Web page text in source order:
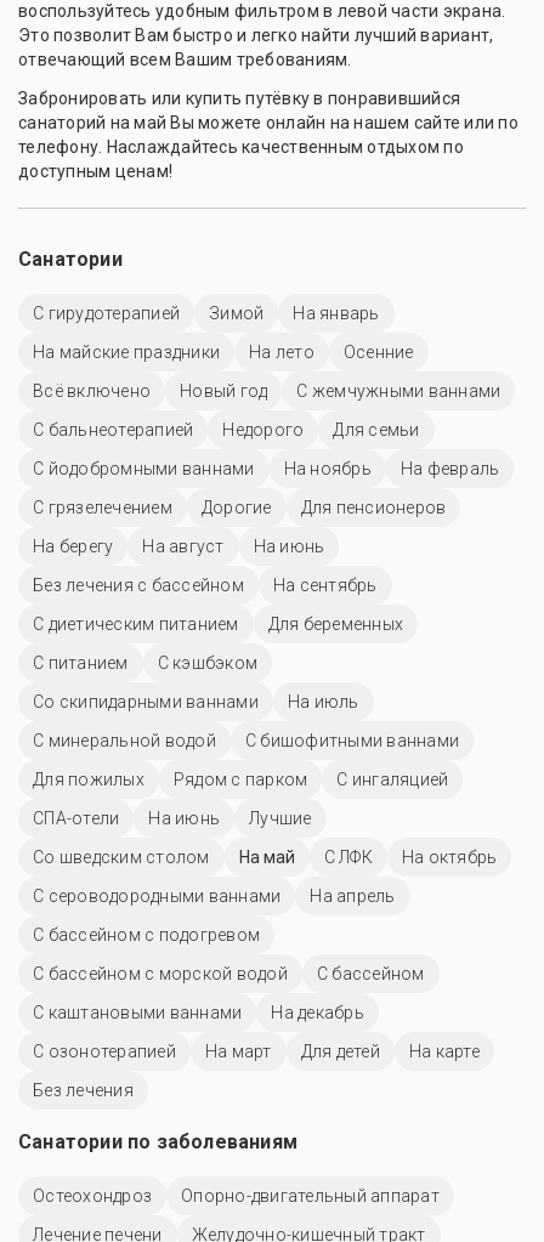
воспользуйтесь удобным фильтром в левой части экрана.
Это позволит Вам быстро и легко найти лучший вариант,
отвечающий всем Вашим требованиям.
Забронировать или купить путёвку в понравившийся
санаторий на май Вы можете онлайн на нашем сайте или по
телефону. Наслаждайтесь качественным отдыхом по
доступным ценам!
Санатории
С гирудотерапией Зимой
На январь
На майские праздники
На лето
Осенние
Всё включено
Новый год
С жемчужными ваннами
С бальнеотерапией
Недорого
Для семьи
С йодобромными ваннами
На ноябрь
На февраль
С грязелечением
Дорогие
Для пенсионеров
На берегу
На август
На июнь
Без лечения с бассейном
На сентябрь
С диетическим питанием
Для беременных
С питанием
С кэшбэком
Со скипидарными ваннами
На июль
С минеральной водой
С бишофитными ваннами
Для пожилых
Рядом с парком
С ингаляцией
СПА-отели
На июнь
Лучшие
Со шведским столом
На май С ЛФК
На октябрь
С сероводородными ваннами
На апрель
С бассейном с подогревом
С бассейном с морской водой
C бассейном
С каштановыми ваннами
На декабрь
С озонотерапией
На март Для детей
На карте
Без лечения
Санатории по заболеваниям
Остеохондроз
Опорно-двигательный аппарат
Лечение печени
Желудочно-кишечный тракт